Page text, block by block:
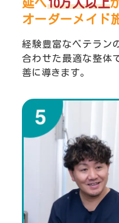
延べ10万人以上
オーダーメイド
経験豊富なベテラン
合わせた最適な整体
善に導きます。